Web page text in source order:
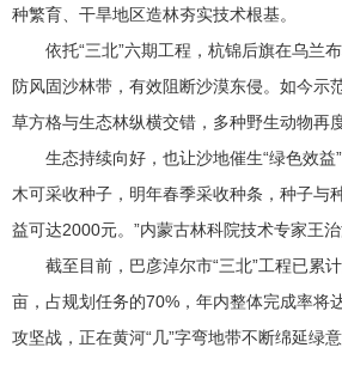
种繁育、干旱地区造林夯实技术根基。
依托“三北”六期工程，杭锦后旗在乌兰布
防风固沙林带，有效阻断沙漠东侵。如今示
草方格与生态林纵横交错，多种野生动物再
生态持续向好，也让沙地催生“绿色效益”
木可采收种子，明年春季采收种条，种子与
益可达2000元。”内蒙古林科院技术专家王治
截至目前，巴彦淖尔市“三北”工程已累
亩，占规划任务的70%，年内整体完成率将
攻坚战，正在黄河“几”字弯地带不断绵延绿